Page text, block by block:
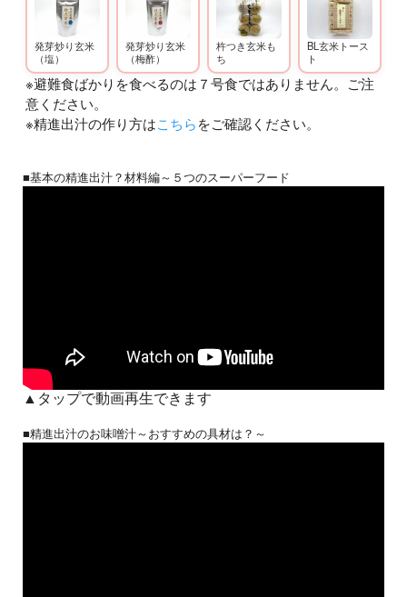
発芽炒り玄米
（塩）
発芽炒り玄米
（梅酢）
杵つき玄米も
ち
BL玄米トース
ト
※避難食ばかりを食べるのは７号食ではありません。ご注
意ください。
※精進出汁の作り方はこちらをご確認ください。
■基本の精進出汁？材料編～５つのスーパーフード
▲タップで動画再生できます
■精進出汁のお味噌汁～おすすめの具材は？～